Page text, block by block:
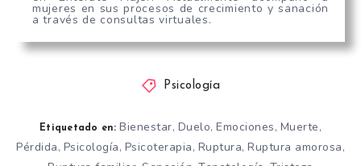
mujeres en sus procesos de crecimiento y sanación
a través de consultas virtuales.
Psicología
Etiquetado en: Bienestar, Duelo, Emociones, Muerte,
Pérdida, Psicología, Psicoterapia, Ruptura, Ruptura amorosa,